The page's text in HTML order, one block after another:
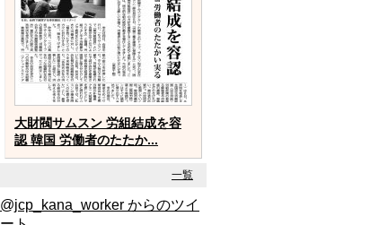
大財閥サムスン 労組結成を容
認 韓国 労働者のたたか...
一覧
@jcp_kana_worker からのツイ